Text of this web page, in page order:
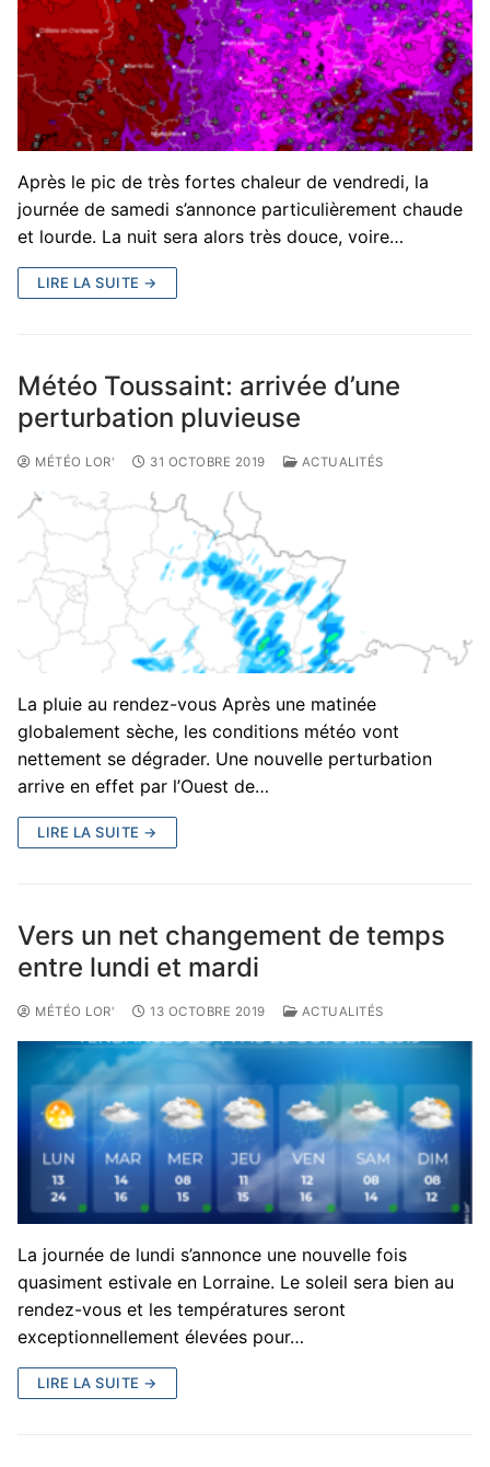
Après le pic de très fortes chaleur de vendredi, la
journée de samedi s’annonce particulièrement chaude
et lourde. La nuit sera alors très douce, voire…
LIRE LA SUITE →
Météo Toussaint: arrivée d’une
perturbation pluvieuse
MÉTÉO LOR' 31 OCTOBRE 2019 ACTUALITÉS
La pluie au rendez-vous Après une matinée
globalement sèche, les conditions météo vont
nettement se dégrader. Une nouvelle perturbation
arrive en effet par l’Ouest de…
LIRE LA SUITE →
Vers un net changement de temps
entre lundi et mardi
MÉTÉO LOR' 13 OCTOBRE 2019 ACTUALITÉS
La journée de lundi s’annonce une nouvelle fois
quasiment estivale en Lorraine. Le soleil sera bien au
rendez-vous et les températures seront
exceptionnellement élevées pour…
LIRE LA SUITE →